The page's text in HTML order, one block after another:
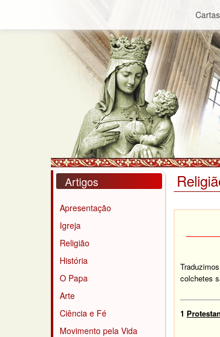
Cartas
Artigos
Apresentação
Igreja
Religião
História
O Papa
Arte
Ciência e Fé
Movimento pela Vida
colchetes
1